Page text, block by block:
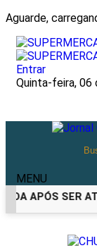
Aguarde,
Entrar
Quinta-feira, 06
MENU
APÓS SER
EM ALTA